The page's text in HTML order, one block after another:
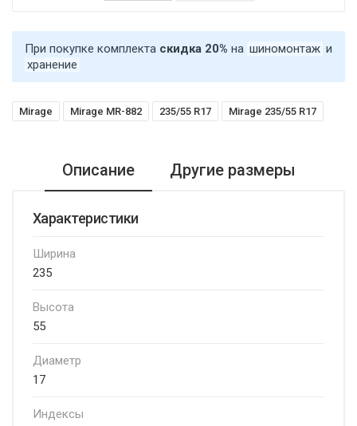
При покупке комплекта скидка 20% на шиномонтаж и
хранение
Mirage Mirage MR-882 235/55 R17 Mirage 235/55 R17
Описание Другие размеры
Характеристики
Ширина
235
Высота
55
Диаметр
17
Индексы